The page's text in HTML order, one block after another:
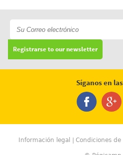
Registrarse to our newsletter
Síganos en
Información legal Condiciones de